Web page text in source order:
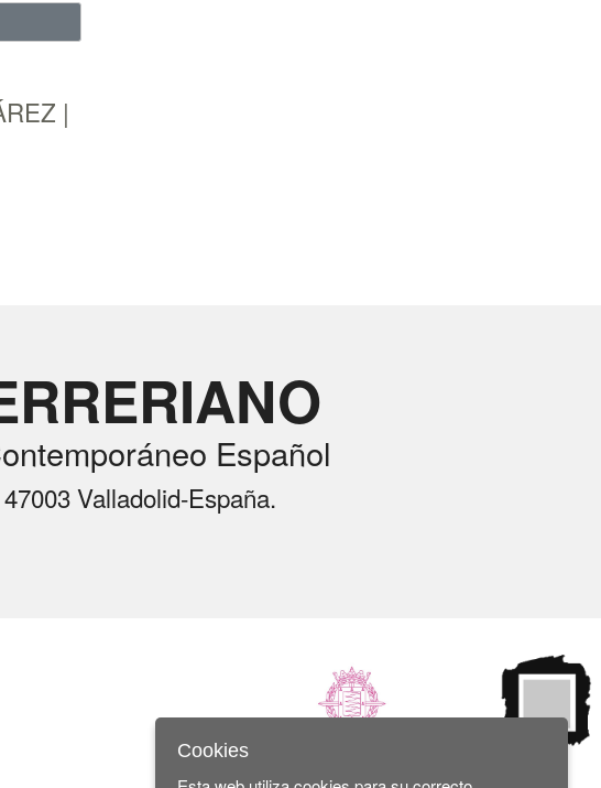
|
Español
Valladolid-España.
Cookies